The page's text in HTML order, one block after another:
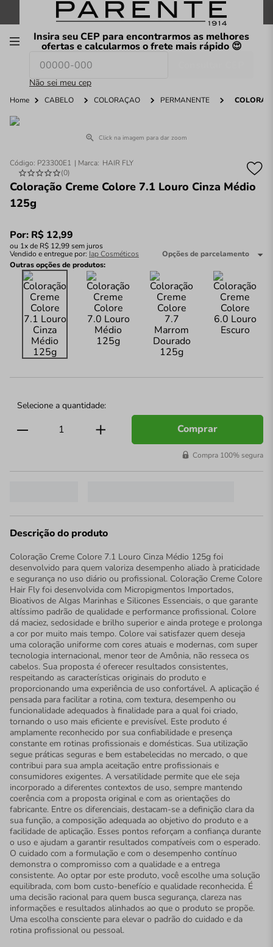
FRETE GRÁTIS nas compras a partir de R$199
Insira seu CEP para encontrarmos as melhores
ofertas e calcularmos o frete mais rápido 😍
Não sei meu cep
O que você procura hoje?
Home CABELO COLORAÇÃO PERMANENTE
Click na imagem para dar zoom
Código: P23300E1
HAIR FLY
(0)
Coloração Creme Colore 7.1 Louro Cinza Médio
125g
Por: R$ 12,99
ou 1x de R$ 12,99sem juros
Vendido e entregue por: Iap Cosméticos
Opções de parcelamento
Outras opções de produtos:
Comprar
Compra 100% segura
Descrição do produto
Coloração Creme Colore 7.1 Louro Cinza Médio 125g foi
desenvolvido para quem valoriza desempenho aliado à praticidade
e segurança no uso diário ou profissional. Coloração Creme Colore
Hair Fly foi desenvolvida com Micropigmentos Importados,
Bioativos de Algas Marinhas e Silicones Essenciais, o que garante
altíssimo padrão de qualidade e performance profissional. Colore
dá maciez, sedosidade e brilho superior e ainda protege e prolonga
a cor por muito mais tempo. Colore vai satisfazer quem deseja
uma coloração uniforme com cores atuais e modernas, com super
tecnologia internacional, menor teor de Amônia, não resseca os
cabelos. Sua proposta é oferecer resultados consistentes,
respeitando as características originais do produto e
proporcionando uma experiência de uso confortável. A aplicação é
pensada para facilitar a rotina, com textura, desempenho ou
funcionalidade adequados à finalidade para a qual foi criado,
tornando o uso mais eficiente e previsível. Este produto é
amplamente reconhecido por sua confiabilidade e presença
constante em rotinas profissionais e domésticas. Sua utilização
segue práticas seguras e bem estabelecidas no mercado, o que
contribui para sua ampla aceitação entre profissionais e
consumidores exigentes. A versatilidade permite que ele seja
incorporado a diferentes contextos de uso, sempre mantendo
coerência com a proposta original e com as orientações do
fabricante. Entre os diferenciais, destacam-se a definição clara da
sua função, a composição adequada ao objetivo do produto e a
facilidade de aplicação. Esses pontos reforçam a confiança durante
o uso e ajudam a garantir resultados compatíveis com o esperado.
O cuidado com a formulação e com o desempenho contínuo
demonstra o compromisso com a qualidade e a entrega
consistente. Ao optar por este produto, você escolhe uma solução
equilibrada, com bom custo-benefício e qualidade reconhecida. É
uma decisão racional para quem busca segurança, clareza nas
informações e resultados alinhados ao que o produto se propõe.
Uma escolha consciente para elevar o padrão do cuidado e da
rotina profissional ou pessoal.